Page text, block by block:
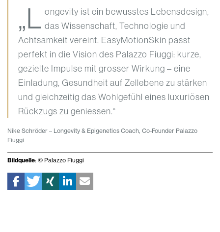
„L ongevity ist ein bewusstes Lebensdesign,
das Wissenschaft, Technologie und
Achtsamkeit vereint. EasyMotionSkin passt
perfekt in die Vision des Palazzo Fiuggi: kurze,
gezielte Impulse mit grosser Wirkung – eine
Einladung, Gesundheit auf Zellebene zu stärken
und gleichzeitig das Wohlgefühl eines luxuriösen
Rückzugs zu geniessen.“
Nike Schröder – Longevity & Epigenetics Coach, Co-Founder Palazzo
Fiuggi
Bildquelle: © Palazzo Fiuggi